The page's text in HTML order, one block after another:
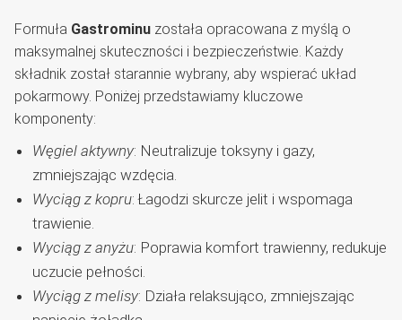
Formuła Gastrominu została opracowana z myślą o
maksymalnej skuteczności i bezpieczeństwie. Każdy
składnik został starannie wybrany, aby wspierać układ
pokarmowy. Poniżej przedstawiamy kluczowe
komponenty:
Węgiel aktywny: Neutralizuje toksyny i gazy,
zmniejszając wzdęcia.
Wyciąg z kopru: Łagodzi skurcze jelit i wspomaga
trawienie.
Wyciąg z anyżu: Poprawia komfort trawienny, redukuje
uczucie pełności.
Wyciąg z melisy: Działa relaksująco, zmniejszając